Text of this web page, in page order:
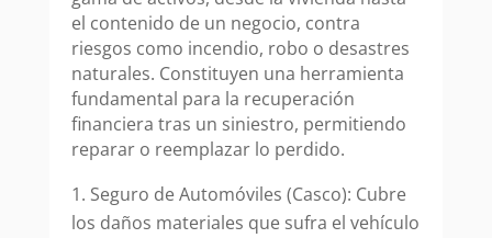
el contenido de un negocio, contra
riesgos como incendio, robo o desastres
naturales. Constituyen una herramienta
fundamental para la recuperación
financiera tras un siniestro, permitiendo
reparar o reemplazar lo perdido.
Seguro de Automóviles (Casco): Cubre
los daños materiales que sufra el vehículo